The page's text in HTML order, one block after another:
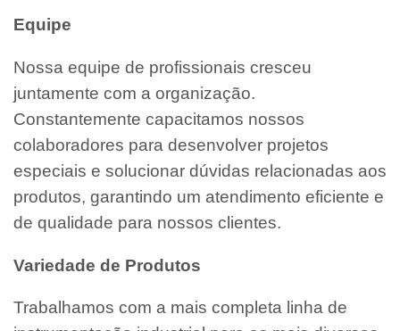
Equipe
Nossa equipe de profissionais cresceu
juntamente com a organização.
Constantemente capacitamos nossos
colaboradores para desenvolver projetos
especiais e solucionar dúvidas relacionadas aos
produtos, garantindo um atendimento eficiente e
de qualidade para nossos clientes.
Variedade de Produtos
Trabalhamos com a mais completa linha de